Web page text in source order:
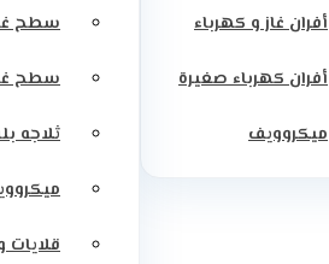
أفران غاز و كهرباء
أفران كهرباء صغيرة
ميكروويف
سطح
سطح
ثلاجه